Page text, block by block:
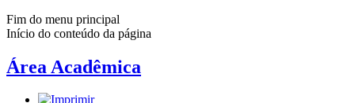
Fim do menu principal
Início do conteúdo da página
Área Acadêmica